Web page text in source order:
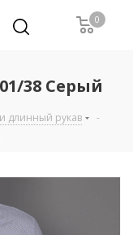
0
38 Серый
длинный рукав
-